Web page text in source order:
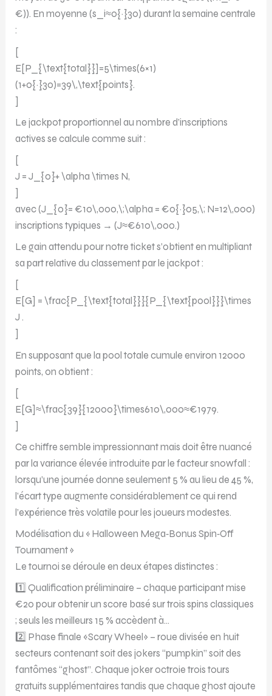
€)). En moyenne (s_i≈0{·}30) durant la semaine centrale
:
[
E[P_{\text{total}}]=5\times(6×1)
(1+0{·}30)=39\,\text{points}.
]
Le jackpot proportionnel au nombre d’inscriptions
actives se calcule comme suit :
[
J = J_{0}+ \alpha \times N,
]
avec (J_{0}= €10\,000,\;\alpha = €0{·}05,\; N=12\,000)
inscriptions typiques → (J≈€610\,000.)
Le gain attendu pour notre ticket s’obtient en multipliant
sa part relative du classement par le jackpot :
[
E[G] = \frac{P_{\text{total}}}{P_{\text{pool}}}\times
J .
]
En supposant que la pool totale cumule environ 12000
points, on obtient :
[
E[G]≈\frac{39}{12000}\times610\,000≈€1979.
]
Ce chiffre semble impressionnant mais doit être nuancé
par la variance élevée introduite par le facteur snowfall :
lorsqu’une journée donne seulement 5 % au lieu de 45 %,
l’écart type augmente considérablement ce qui rend
l’expérience très volatile pour les joueurs modestes.
Modélisation du « Halloween Mega‑Bonus Spin‑Off
Tournament »
Le tournoi se déroule en deux étapes distinctes :
1️⃣ Qualification préliminaire – chaque participant mise
€20 pour obtenir un score basé sur trois spins classiques
; seuls les meilleurs 15 % accèdent à…
2️⃣ Phase finale «Scary Wheel» – roue divisée en huit
secteurs contenant soit des jokers “pumpkin” soit des
fantômes “ghost”. Chaque joker octroie trois tours
gratuits supplémentaires tandis que chaque ghost ajoute